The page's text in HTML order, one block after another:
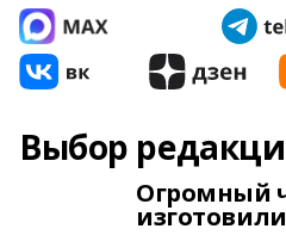
Выбор
Огромный